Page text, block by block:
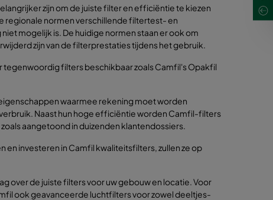
zijn om de juiste filter en efficiëntie te kiezen
regionale normen verschillende filtertest- en
mogelijk is. De huidige normen staan er ook om
zijn van de filterprestaties tijdens het gebruik.
tegenwoordig filters beschikbaar zoals Camfil's Opakfil
waarmee rekening moet worden
Naast hun hoge efficiëntie worden Camfil-filters
aangetoond in duizenden klantendossiers.
investeren in Camfil kwaliteitsfilters, zullen ze op
over de juiste filters voor uw gebouw en locatie. Voor
ook geavanceerde luchtfilters voor zowel deeltjes-